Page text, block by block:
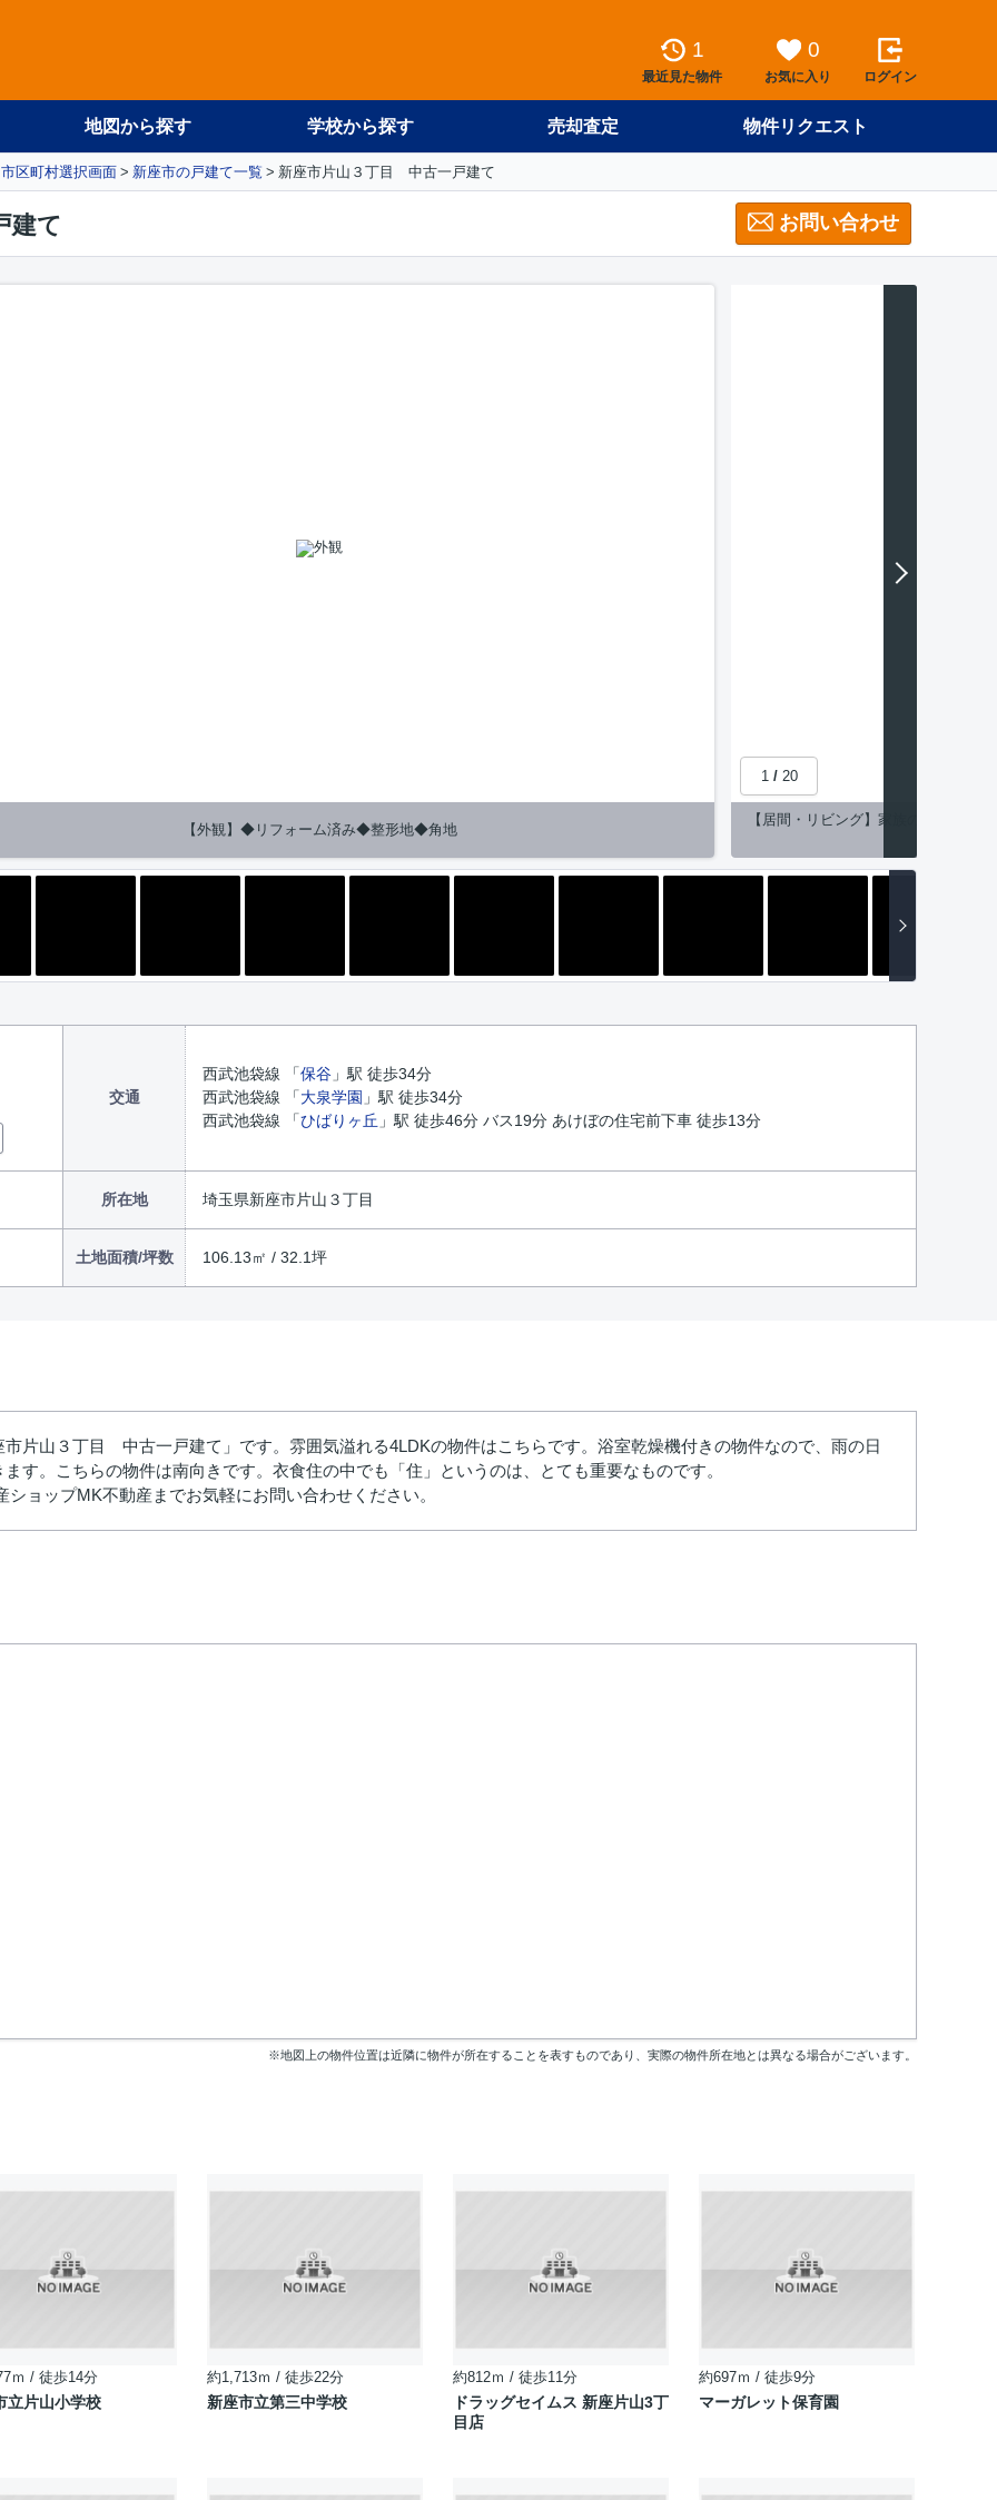
1
最近見た物件
0
お気に入り ログイン
地図から探す 学校から探す 売却査定 物件リクエスト
市区町村選択画面 新座市の戸建て一覧 新座市片山３丁目 中古一戸建て
建て お問い合わせ
1/ 20
【外観】◆リフォーム済み◆整形地◆角地
【居間・リビング】家族のそばで自
交通
西武池袋線 「保谷 」駅 徒歩34分
西武池袋線 「大泉学園 」駅 徒歩34分
西武池袋線 「ひばりヶ丘 」駅 徒歩46分 バス19分 あけぼの住宅前下車 徒歩13分
所在地 埼玉県新座市片山３丁目
土地面積/坪数 106.13㎡ / 32.1坪
片山３丁目 中古一戸建て」です。雰囲気溢れる4LDKの物件はこちらです。浴室乾燥機付きの物件なので、雨の日
す。こちらの物件は南向きです。衣食住の中でも「住」というのは、とても重要なものです。
ップMK不動産までお気軽にお問い合わせください。
※地図上の物件位置は近隣に物件が所在することを表すものであり、実際の物件所在地とは異なる場合がございます。
ｍ / 徒歩14分
立片山小学校
約1,713ｍ / 徒歩22分
新座市立第三中学校
約812ｍ / 徒歩11分
ドラッグセイムス 新座片山3丁
目店
約697ｍ / 徒歩9分
マーガレット保育園